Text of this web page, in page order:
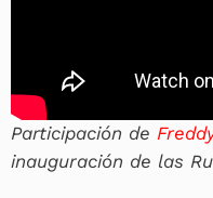
Participación de
inauguración de las